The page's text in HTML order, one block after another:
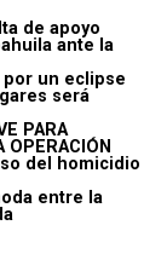
de apoyo
ante la
un eclipse
será
PARA
OPERACIÓN
del homicidio
entre la